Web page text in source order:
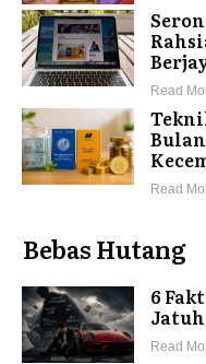
Read
Read
Bebas Hutang
6
Read